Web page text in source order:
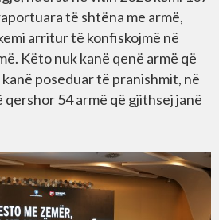
të shtëna me armë,
arritur të konfiskojmë në
Këto nuk kanë qenë armë që
poseduar të pranishmit, në
qershor 54 armë që gjithsej janë